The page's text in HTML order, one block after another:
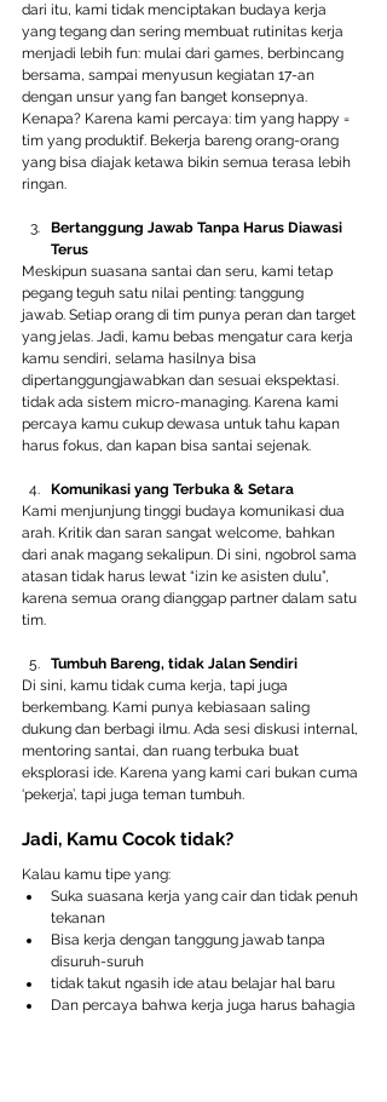
dari itu, kami tidak menciptakan budaya kerja
yang tegang dan sering membuat rutinitas kerja
menjadi lebih fun: mulai dari games, berbincang
bersama, sampai menyusun kegiatan 17-an
dengan unsur yang fan banget konsepnya.
Kenapa? Karena kami percaya: tim yang happy =
tim yang produktif. Bekerja bareng orang-orang
yang bisa diajak ketawa bikin semua terasa lebih
ringan.
Bertanggung Jawab Tanpa Harus Diawasi
Terus
Meskipun suasana santai dan seru, kami tetap
pegang teguh satu nilai penting: tanggung
jawab. Setiap orang di tim punya peran dan target
yang jelas. Jadi, kamu bebas mengatur cara kerja
kamu sendiri, selama hasilnya bisa
dipertanggungjawabkan dan sesuai ekspektasi.
tidak ada sistem micro-managing. Karena kami
percaya kamu cukup dewasa untuk tahu kapan
harus fokus, dan kapan bisa santai sejenak.
Komunikasi yang Terbuka & Setara
Kami menjunjung tinggi budaya komunikasi dua
arah. Kritik dan saran sangat welcome, bahkan
dari anak magang sekalipun. Di sini, ngobrol sama
atasan tidak harus lewat “izin ke asisten dulu”,
karena semua orang dianggap partner dalam satu
tim.
Tumbuh Bareng, tidak Jalan Sendiri
Di sini, kamu tidak cuma kerja, tapi juga
berkembang. Kami punya kebiasaan saling
dukung dan berbagi ilmu. Ada sesi diskusi internal,
mentoring santai, dan ruang terbuka buat
eksplorasi ide. Karena yang kami cari bukan cuma
‘pekerja’, tapi juga teman tumbuh.
Jadi, Kamu Cocok tidak?
Kalau kamu tipe yang:
Suka suasana kerja yang cair dan tidak penuh
tekanan
Bisa kerja dengan tanggung jawab tanpa
disuruh-suruh
tidak takut ngasih ide atau belajar hal baru
Dan percaya bahwa kerja juga harus bahagia